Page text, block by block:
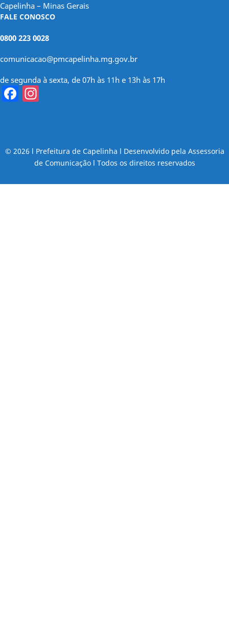
Capelinha – Minas Gerais
FALE CONOSCO
0800 223 0028
comunicacao@pmcapelinha.mg.gov.br
de segunda à sexta, de 07h às 11h e 13h às 17h
Facebook
© 2026 l Prefeitura de Capelinha l Desenvolvido pela Assessoria
de Comunicação l Todos os direitos reservados